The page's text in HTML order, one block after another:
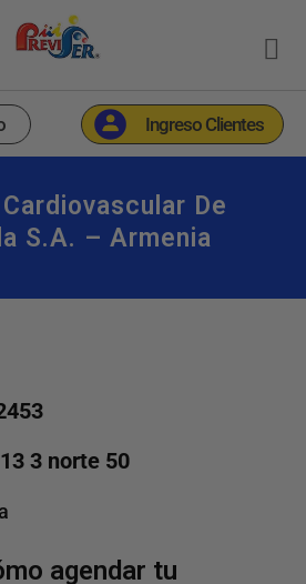
Ingreso Clientes
De
S.a. – Armenia
3 norte 50
agendar tu